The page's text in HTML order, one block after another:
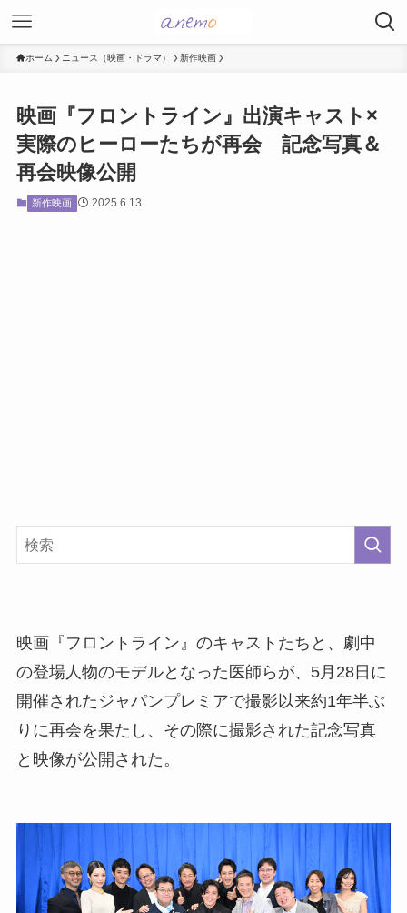
ホーム ニュース（映画・ドラマ） 新作映画
映画『フロントライン』出演キャスト×
実際のヒーローたちが再会 記念写真＆
再会映像公開
新作映画 2025.6.13
映画『フロントライン』のキャストたちと、劇中
の登場人物のモデルとなった医師らが、5月28日に
開催されたジャパンプレミアで撮影以来約1年半ぶ
りに再会を果たし、その際に撮影された記念写真
と映像が公開された。